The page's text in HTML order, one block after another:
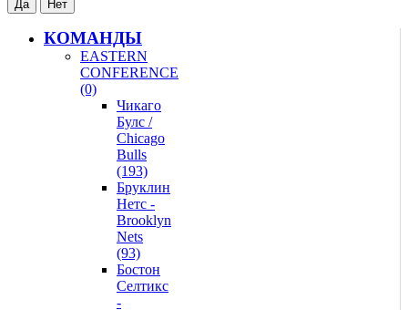
КОМАНДЫ
EASTERN
CONFERENCE
(0)
Чикаго
Булс /
Chicago
Bulls
(193)
Бруклин
Нетс -
Brooklyn
Nets
(93)
Бостон
Селтикс
-